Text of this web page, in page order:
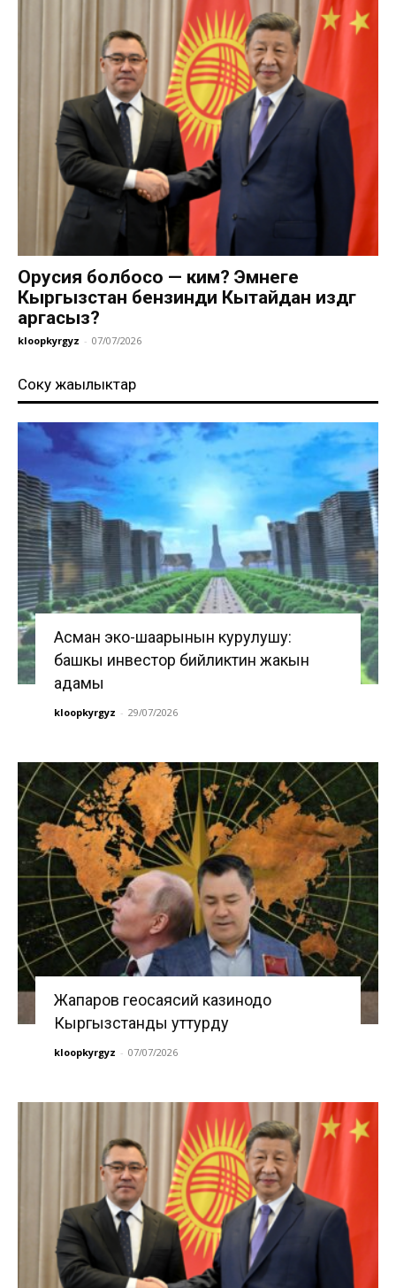
Орусия болбосо — ким? Эмнеге
Кыргызстан бензинди Кытайдан издөөгө
аргасыз?
kloopkyrgyz - 07/07/2026
Соңку жаңылыктар
Асман эко-шаарынын курулушу:
башкы инвестор бийликтин жакын
адамы
kloopkyrgyz - 29/07/2026
Жапаров геосаясий казинодо
Кыргызстанды уттурду
kloopkyrgyz - 07/07/2026